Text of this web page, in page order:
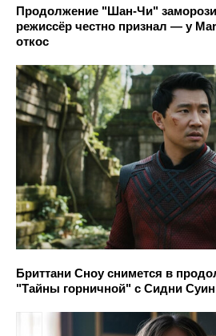
Продолжение "Шан-Чи"
режиссёр честно признал — у
откос
Бриттани Сноу снимется в
"Тайны горничной" с Сидни